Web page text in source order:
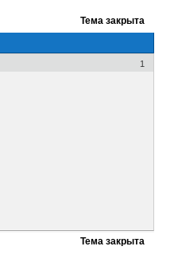
Тема закрыта
1
Тема закрыта